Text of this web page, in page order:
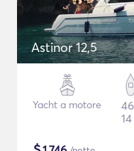
Astinor 12,5
Yacht a motore